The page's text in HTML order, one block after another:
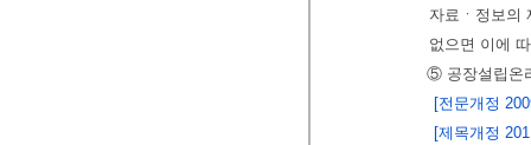
자료ㆍ정보의
없으면 이에
⑤ 공장설립온
[전문개정
[제목개정